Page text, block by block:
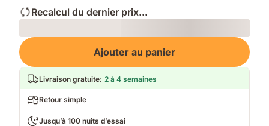
Recalcul du dernier prix...
Loading
Ajouter au panier
Livraison gratuite: 2 à 4 semaines
Retour simple
Jusqu’à 100 nuits d’essai